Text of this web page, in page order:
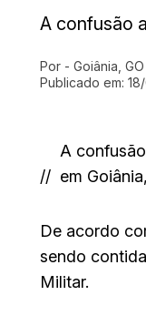
A confusão
Ir direto pra
Por - Goiânia, GO
Publicado em:
//
A
em
De acordo
sendo
Militar.